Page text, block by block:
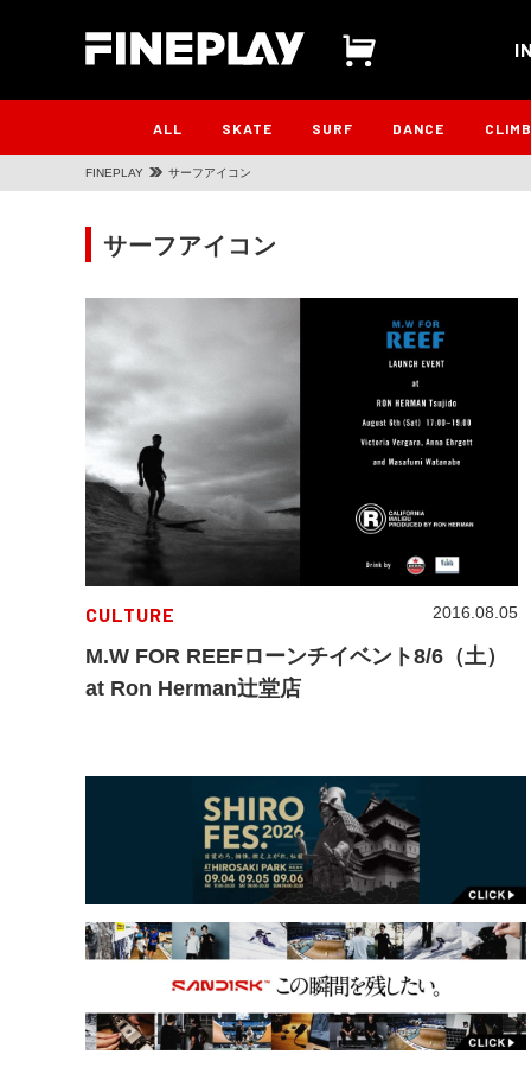
ALL SKATE SURF DANCE CLIMB
FINEPLAY サーフアイコン
サーフアイコン
CULTURE
M.W FOR REEFローンチイベント8/6（土）
at Ron Herman辻堂店
2016.08.05